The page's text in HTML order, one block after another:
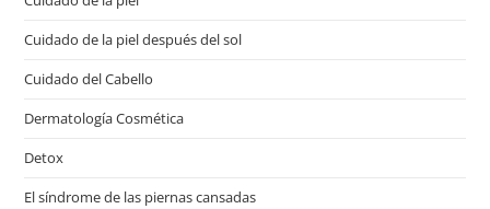
Cuidado de la piel después del sol
Cuidado del Cabello
Dermatología Cosmética
Detox
El síndrome de las piernas cansadas